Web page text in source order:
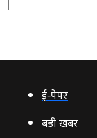
ई‑पेपर
बड़ी खबर